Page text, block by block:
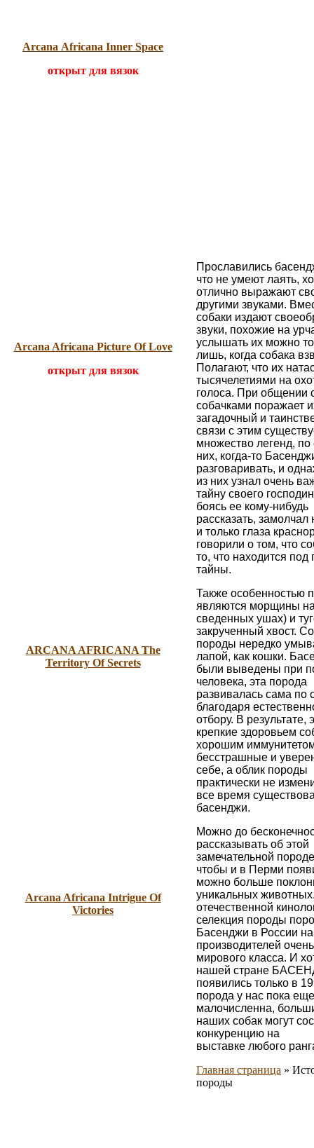
Arcana Africana Inner Space
открыт для вязок
Arcana Africana Picture Of Love
открыт для вязок
ARCANA AFRICANA The
Territory Of Secrets
Arcana Africana Intrigue Of
Victories
Прославились
что не умеют лаять,
отлично выражают
другими звуками.
собаки издают
звуки, похожие на
услышать их можно
лишь, когда собака
Полагают, что их
тысячелетиями на
голоса. При общении
собачками поражает
загадочный и
связи с этим
множество легенд, по
них, когда-то
разговаривать, и
из них узнал очень
тайну своего
боясь ее кому-нибудь
рассказать, замолчал
и только глаза
говорили о том, что
то, что находится под
тайны.
Также особенностью
являются морщины
сведенных ушах) и
закрученный хвост.
породы нередко
лапой, как кошки.
были выведены при
человека, эта порода
развивалась сама по
благодаря
отбору. В результате,
крепкие здоровьем
хорошим
бесстрашные и
себе, а облик породы
практически не
все время
басенджи.
Можно до
рассказывать об этой
замечательной
чтобы и в Перми
можно больше
уникальных
отечественной
селекция породы
Басенджи в России
производителей
мирового класса. И
нашей стране
появились только в
порода у нас пока еще
малочисленна,
наших собак могут
конкуренцию на
выставке любого
Главная страница »
породы